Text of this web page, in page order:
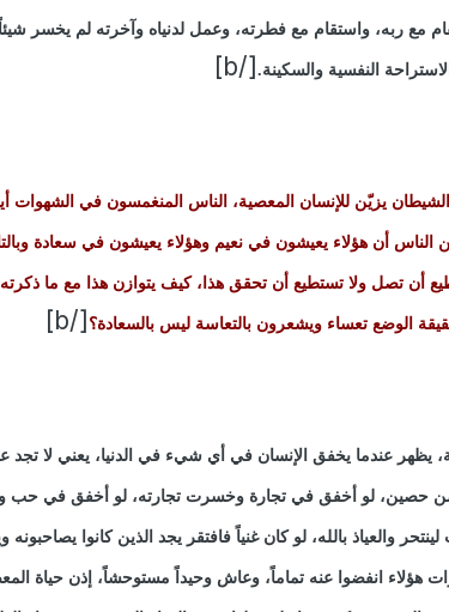
مع ربه، واستقام مع فطرته، وعمل لدنياه وآخرته لم يخسر
النفسية والسكينة.[/b]
يزيّن للإنسان المعصية، الناس المنغمسون في الشهوات
الناس أن هؤلاء يعيشون في نعيم وهؤلاء يعيشون في سعادة
أن تصل ولا تستطيع أن تحقق هذا، كيف يتوازن هذا مع ما
الوضع تعساء ويشعرون بالتعاسة ليس بالسعادة؟ [/b]
يظهر عندما يخفق الإنسان في أي شيء في الدنيا، يعني لا تجد
حصين، لو أخفق في تجارة وخسرت تجارته، لو أخفق في حب
والعياذ بالله، لو كان غنياً فافتقر يجد الذين كانوا
انفضوا عنه تماماً، وعاش وحيداً مستوحشاً، إذن حياة